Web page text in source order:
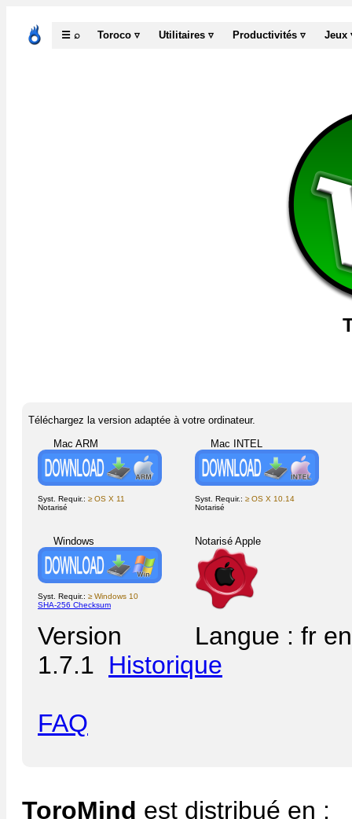
☰ ⌕ Toroco ▿ Utilitaires ▿ Productivités ▿ Jeux
Téléchargez la version adaptée à votre ordinateur.
Mac ARM
Syst. Requir.: ≥ OS X 11
Notarisé
Mac INTEL
Syst. Requir.: ≥ OS X 10.14
Notarisé
Windows
Syst. Requir.: ≥ Windows 10
SHA-256 Checksum
Notarisé Apple
Version
1.7.1 Historique
Langue : fr en
FAQ
ToroMind est distribué en :